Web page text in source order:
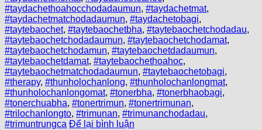
#taydachethoahocchodadaumun, #taydachetmat,
#taydachetmatchodadaumun, #taydachetobagi,
#taytebaochet, #taytebaochetbha, #taytebaochetchodadau,
#taytebaochetchodadaumun, #taytebaochetchodamat,
#taytebaochetchodamun, #taytebaochetdadaumun,
#taytebaochetdamat, #taytebaochethoahoc,
#taytebaochetmatchodadaumun, #taytebaochetobagi,
#therapy, #thunholochanlong, #thunholochanlongmat,
#thunholochanlongomat, #tonerbha, #tonerbhaobagi,
#tonerchuabha, #tonertrimun, #tonertrimunan,
#trilochanlongto, #trimunan, #trimunanchodadau,
#trimuntrungca Để lại bình luận